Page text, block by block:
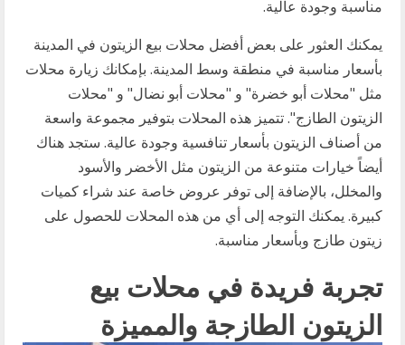
مناسبة وجودة عالية.
يمكنك العثور على بعض أفضل محلات بيع الزيتون في المدينة
بأسعار مناسبة في منطقة وسط المدينة. بإمكانك زيارة محلات
مثل "محلات أبو خضرة" و "محلات أبو نضال" و "محلات
الزيتون الطازج". تتميز هذه المحلات بتوفير مجموعة واسعة
من أصناف الزيتون بأسعار تنافسية وجودة عالية. ستجد هناك
أيضاً خيارات متنوعة من الزيتون مثل الأخضر والأسود
والمخلل، بالإضافة إلى توفر عروض خاصة عند شراء كميات
كبيرة. يمكنك التوجه إلى أي من هذه المحلات للحصول على
زيتون طازج وبأسعار مناسبة.
تجربة فريدة في محلات بيع
الزيتون الطازجة والمميزة